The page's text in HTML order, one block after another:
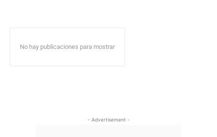
No hay publicaciones para mostrar
- Advertisement -